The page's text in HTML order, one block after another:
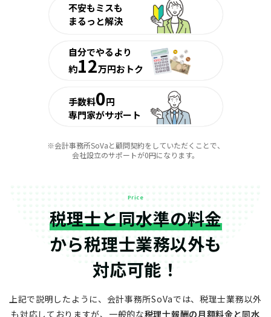
不安もミスも
まるっと解決
自分でやるより
約12万円おトク
手数料0円
専門家がサポート
※会計事務所SoVaと顧問契約をしていただくことで、
会社設立のサポートが0円になります。
Price
税理士と同水準の料金
から税理士業務以外も
対応可能！
上記で説明したように、会計事務所SoVaでは、税理士業務以外
も対応しておりますが、 一般的な税理士報酬の月額料金と同水